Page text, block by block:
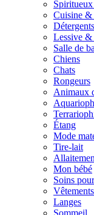
Cuisine &
Lessive &
Salle de
Chiens
Chats
Rongeurs
Animaux
Étang
Mode
Tire-lait
Mon bébé
Soins
Langes
Sommeil